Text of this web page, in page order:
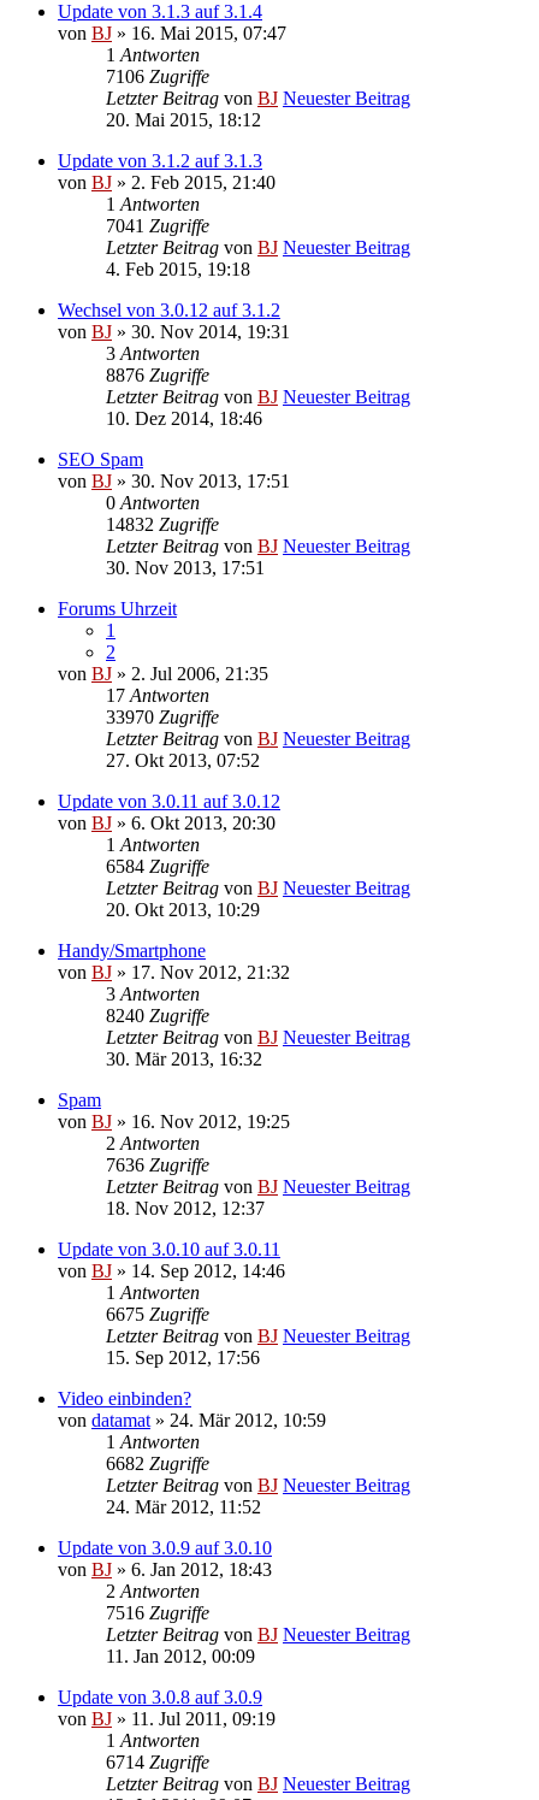
Update von 3.1.3 auf 3.1.4
von BJ » 16. Mai 2015, 07:47
1 Antworten
7106 Zugriffe
Letzter Beitrag von BJ Neuester Beitrag
20. Mai 2015, 18:12
Update von 3.1.2 auf 3.1.3
von BJ » 2. Feb 2015, 21:40
1 Antworten
7041 Zugriffe
Letzter Beitrag von BJ Neuester Beitrag
4. Feb 2015, 19:18
Wechsel von 3.0.12 auf 3.1.2
von BJ » 30. Nov 2014, 19:31
3 Antworten
8876 Zugriffe
Letzter Beitrag von BJ Neuester Beitrag
10. Dez 2014, 18:46
SEO Spam
von BJ » 30. Nov 2013, 17:51
0 Antworten
14832 Zugriffe
Letzter Beitrag von BJ Neuester Beitrag
30. Nov 2013, 17:51
Forums Uhrzeit
1
2
von BJ » 2. Jul 2006, 21:35
17 Antworten
33970 Zugriffe
Letzter Beitrag von BJ Neuester Beitrag
27. Okt 2013, 07:52
Update von 3.0.11 auf 3.0.12
von BJ » 6. Okt 2013, 20:30
1 Antworten
6584 Zugriffe
Letzter Beitrag von BJ Neuester Beitrag
20. Okt 2013, 10:29
Handy/Smartphone
von BJ » 17. Nov 2012, 21:32
3 Antworten
8240 Zugriffe
Letzter Beitrag von BJ Neuester Beitrag
30. Mär 2013, 16:32
Spam
von BJ » 16. Nov 2012, 19:25
2 Antworten
7636 Zugriffe
Letzter Beitrag von BJ Neuester Beitrag
18. Nov 2012, 12:37
Update von 3.0.10 auf 3.0.11
von BJ » 14. Sep 2012, 14:46
1 Antworten
6675 Zugriffe
Letzter Beitrag von BJ Neuester Beitrag
15. Sep 2012, 17:56
Video einbinden?
von datamat » 24. Mär 2012, 10:59
1 Antworten
6682 Zugriffe
Letzter Beitrag von BJ Neuester Beitrag
24. Mär 2012, 11:52
Update von 3.0.9 auf 3.0.10
von BJ » 6. Jan 2012, 18:43
2 Antworten
7516 Zugriffe
Letzter Beitrag von BJ Neuester Beitrag
11. Jan 2012, 00:09
Update von 3.0.8 auf 3.0.9
von BJ » 11. Jul 2011, 09:19
1 Antworten
6714 Zugriffe
Letzter Beitrag von BJ Neuester Beitrag